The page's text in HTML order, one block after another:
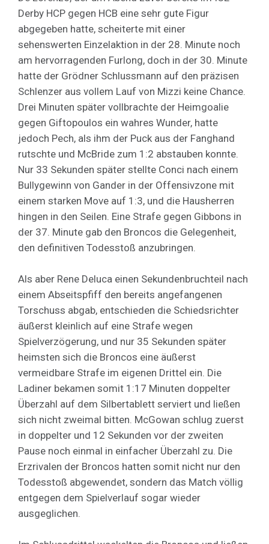
Derby HCP gegen HCB eine sehr gute Figur
abgegeben hatte, scheiterte mit einer
sehenswerten Einzelaktion in der 28. Minute noch
am hervorragenden Furlong, doch in der 30. Minute
hatte der Grödner Schlussmann auf den präzisen
Schlenzer aus vollem Lauf von Mizzi keine Chance.
Drei Minuten später vollbrachte der Heimgoalie
gegen Giftopoulos ein wahres Wunder, hatte
jedoch Pech, als ihm der Puck aus der Fanghand
rutschte und McBride zum 1:2 abstauben konnte.
Nur 33 Sekunden später stellte Conci nach einem
Bullygewinn von Gander in der Offensivzone mit
einem starken Move auf 1:3, und die Hausherren
hingen in den Seilen. Eine Strafe gegen Gibbons in
der 37. Minute gab den Broncos die Gelegenheit,
den definitiven Todesstoß anzubringen.
Als aber Rene Deluca einen Sekundenbruchteil nach
einem Abseitspfiff den bereits angefangenen
Torschuss abgab, entschieden die Schiedsrichter
äußerst kleinlich auf eine Strafe wegen
Spielverzögerung, und nur 35 Sekunden später
heimsten sich die Broncos eine äußerst
vermeidbare Strafe im eigenen Drittel ein. Die
Ladiner bekamen somit 1:17 Minuten doppelter
Überzahl auf dem Silbertablett serviert und ließen
sich nicht zweimal bitten. McGowan schlug zuerst
in doppelter und 12 Sekunden vor der zweiten
Pause noch einmal in einfacher Überzahl zu. Die
Erzrivalen der Broncos hatten somit nicht nur den
Todesstoß abgewendet, sondern das Match völlig
entgegen dem Spielverlauf sogar wieder
ausgeglichen.